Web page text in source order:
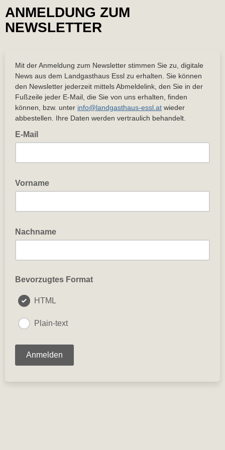
ANMELDUNG ZUM
NEWSLETTER
Mit der Anmeldung zum Newsletter stimmen Sie zu, digitale
News aus dem Landgasthaus Essl zu erhalten. Sie können
den Newsletter jederzeit mittels Abmeldelink, den Sie in der
Fußzeile jeder E-Mail, die Sie von uns erhalten, finden
können, bzw. unter info@landgasthaus-essl.at wieder
abbestellen. Ihre Daten werden vertraulich behandelt.
E-Mail
Vorname
Nachname
Bevorzugtes Format
HTML
Plain-text